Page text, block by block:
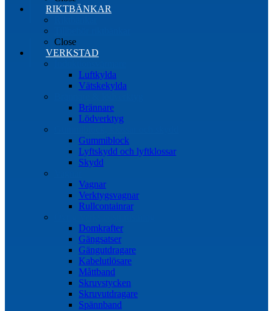
RIKTBÄNKAR
Close
VERKSTAD
Luftkylda
Vätskekylda
Brännare
Lödverktyg
Gummiblock
Lyftskydd och lyftklossar
Skydd
Vagnar
Verktygsvagnar
Rullcontainrar
Domkrafter
Gängsatser
Gängutdragare
Kabelutlösare
Måttband
Skruvstycken
Skruvutdragare
Spännband